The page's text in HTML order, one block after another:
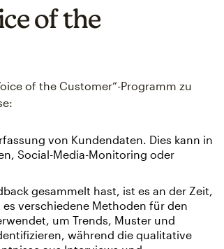
of the
of the Customer“-Programm zu
von Kundendaten. Dies kann in
Social-Media-Monitoring oder
gesammelt hast, ist es an der Zeit,
verschiedene Methoden für den
um Trends, Muster und
während die qualitative